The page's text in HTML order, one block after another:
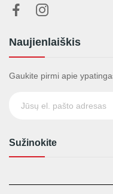
Naujienlaiškis
Gaukite pirmi apie
Sužinokite